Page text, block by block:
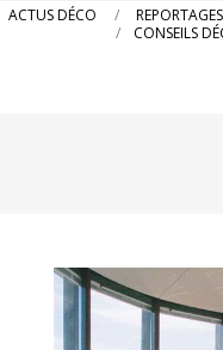
Primary
ACTUS DÉCO REPORTAGES
CONSEILS